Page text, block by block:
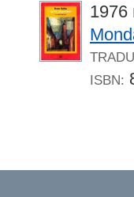
1976
ISBN: